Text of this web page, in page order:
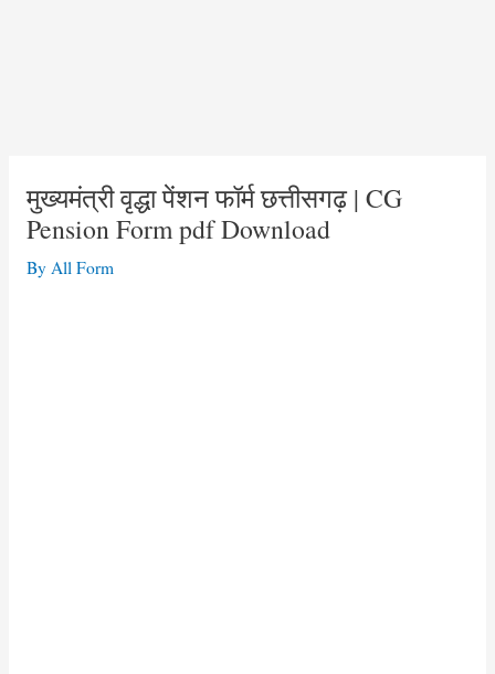
मुख्यमंत्री वृद्धा पेंशन फॉर्म छत्तीसगढ़ | CG
Pension Form pdf Download
By All Form